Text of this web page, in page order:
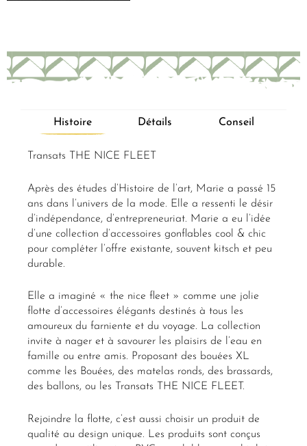
Histoire Détails Conseil
Transats THE NICE FLEET
Après des études d’Histoire de l’art, Marie a passé 15
ans dans l’univers de la mode. Elle a ressenti le désir
d’indépendance, d’entrepreneuriat. Marie a eu l’idée
d’une collection d’accessoires gonflables cool & chic
pour compléter l’offre existante, souvent kitsch et peu
durable.
Elle a imaginé « the nice fleet » comme une jolie
flotte d’accessoires élégants destinés à tous les
amoureux du farniente et du voyage. La collection
invite à nager et à savourer les plaisirs de l’eau en
famille ou entre amis. Proposant des bouées XL
comme les Bouées, des matelas ronds, des brassards,
des ballons, ou les Transats THE NICE FLEET.
Rejoindre la flotte, c’est aussi choisir un produit de
qualité au design unique. Les produits sont conçus